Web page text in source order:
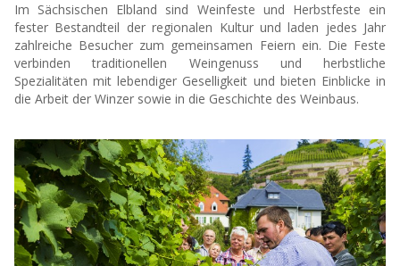
Im Sächsischen Elbland sind Weinfeste und Herbstfeste ein
fester Bestandteil der regionalen Kultur und laden jedes Jahr
zahlreiche Besucher zum gemeinsamen Feiern ein. Die Feste
verbinden traditionellen Weingenuss und herbstliche
Spezialitäten mit lebendiger Geselligkeit und bieten Einblicke in
die Arbeit der Winzer sowie in die Geschichte des Weinbaus.